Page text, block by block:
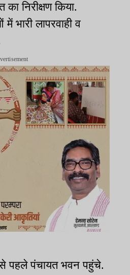
निरीक्षण किया.
भारी लापरवाही व
पहले पंचायत भवन पहुंचे.